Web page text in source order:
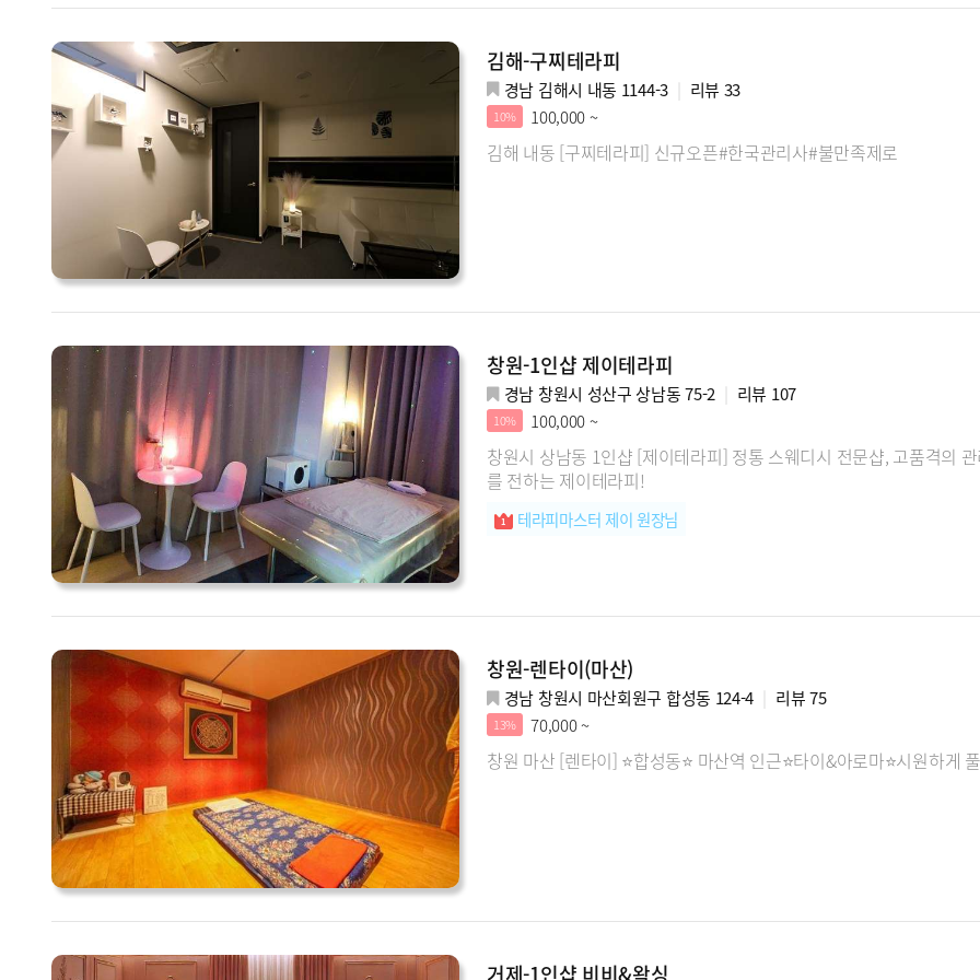
김해-구찌테라피
경남 김해시 내동 1144-3 리뷰 33
10% 100,000 ~
김해 내동 [구찌테라피] 신규오픈#한국관리사#불만족제로
창원-1인샵 제이테라피
경남 창원시 성산구 상남동 75-2 리뷰 107
10% 100,000 ~
창원시 상남동 1인샵 [제이테라피] 정통 스웨디시 전문샵, 고품격의
를 전하는 제이테라피!
테라피마스터 제이 원장님
창원-렌타이(마산)
경남 창원시 마산회원구 합성동 124-4 리뷰75
13% 70,000 ~
창원 마산 [렌타이] ⭐합성동⭐ 마산역 인근⭐타이&아로마⭐시원하게
거제-1인샵 비비&왁싱